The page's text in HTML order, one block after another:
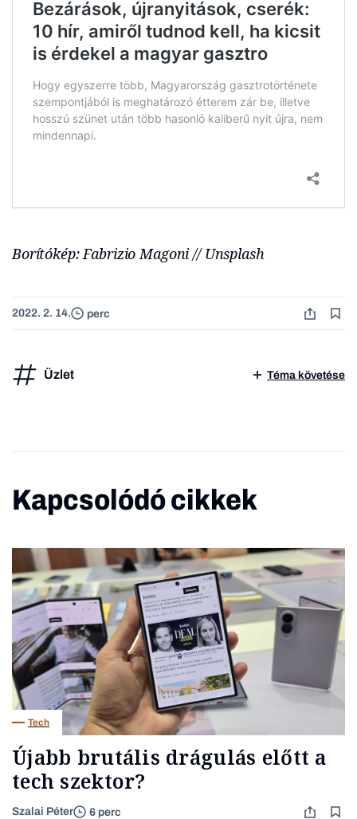
Borítókép: Fabrizio Magoni // Unsplash
2022. 2. 14. perc
Üzlet Téma követése
Kapcsolódó cikkek
Tech
Újabb brutális drágulás előtt a
tech szektor?
Szalai Péter 6 perc